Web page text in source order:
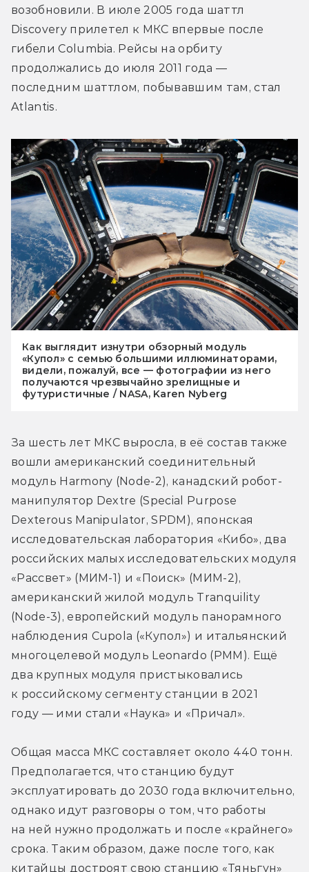
возобновили. В июле 2005 года шаттл
Discovery прилетел к МКС впервые после
гибели Columbia. Рейсы на орбиту
продолжались до июля 2011 года —
последним шаттлом, побывавшим там, стал
Atlantis.
Как выглядит изнутри обзорный модуль
«Купол» с семью большими иллюминаторами,
видели, пожалуй, все — фотографии из него
получаются чрезвычайно зрелищные и
футуристичные / NASA, Karen Nyberg
За шесть лет МКС выросла, в её состав также
вошли американский соединительный
модуль Harmony (Node-2), канадский робот-
манипулятор Dextre (Special Purpose
Dexterous Manipulator, SPDM), японская
исследовательская лаборатория «Кибо», два
российских малых исследовательских модуля
«Рассвет» (МИМ-1) и «Поиск» (МИМ-2),
американский жилой модуль Tranquility
(Node-3), европейский модуль панорамного
наблюдения Cupola («Купол») и итальянский
многоцелевой модуль Leonardo (PMM). Ещё
два крупных модуля пристыковались
к российскому сегменту станции в 2021
году — ими стали «Наука» и «Причал».
Общая масса МКС составляет около 440 тонн.
Предполагается, что станцию будут
эксплуатировать до 2030 года включительно,
однако идут разговоры о том, что работы
на ней нужно продолжать и после «крайнего»
срока. Таким образом, даже после того, как
китайцы достроят свою станцию «Тяньгун»